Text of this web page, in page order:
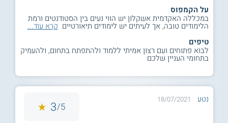
על הקמפוס
במכללה האקדמית אשקלון יש הווי נעים בין הסטודנטים ורמת
הלימודים טובה, אך לעיתים יש לימודים תיאורטיים קרא עוד...
טיפים
לבוא פתוחים ועם רצון אמיתי ללמוד ולהתפתח בתחום, ולהעמיק
בתחומי העניין שלכם
נטע 18/07/2021
5/
3